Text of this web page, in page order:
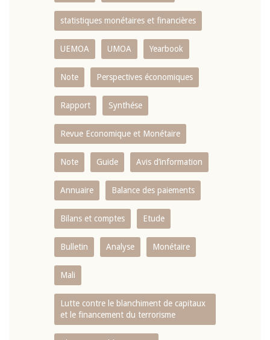
statistiques monétaires et financières
UEMOA UMOA Yearbook
Note Perspectives économiques
Rapport Synthése
Revue Economique et Monétaire
Note Guide Avis d’information
Annuaire Balance des paiements
Bilans et comptes Etude
Bulletin Analyse Monétaire
Mali
Lutte contre le blanchiment de capitaux
et le financement du terrorisme